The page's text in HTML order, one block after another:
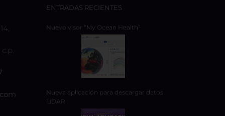
ENTRADAS RECIENTES
Nuevo visor “My Ocean Health”
Nueva aplicación para descargar datos
LiDAR